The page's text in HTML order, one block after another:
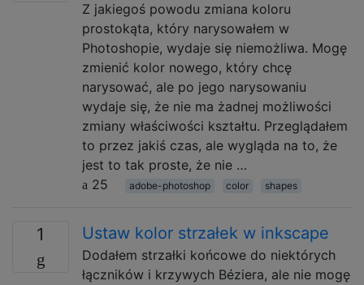
Z jakiegoś powodu zmiana koloru
prostokąta, który narysowałem w
Photoshopie, wydaje się niemożliwa. Mogę
zmienić kolor nowego, który chcę
narysować, ale po jego narysowaniu
wydaje się, że nie ma żadnej możliwości
zmiany właściwości kształtu. Przeglądałem
to przez jakiś czas, ale wygląda na to, że
jest to tak proste, że nie …
25
adobe-photoshop color shapes
1 Ustaw kolor strzałek w inkscape
Dodałem strzałki końcowe do niektórych
łączników i krzywych Béziera, ale nie mogę